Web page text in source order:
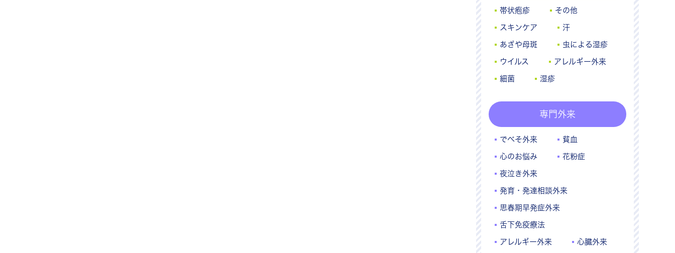
帯状疱疹 その他
スキンケア 汗
あざや母斑 虫による湿疹
ウイルス アレルギー外来
細菌 湿疹
専門外来
でべそ外来 貧血
心のお悩み 花粉症
夜泣き外来
発育・発達相談外来
思春期早発症外来
舌下免疫療法
アレルギー外来 心臓外来